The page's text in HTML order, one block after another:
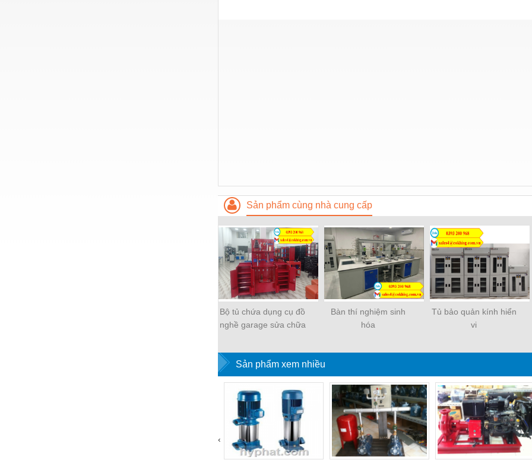
Sản phẩm cùng nhà cung cấp
Bộ tủ chứa dụng cụ đồ
nghề garage sửa chữa
Bàn thí nghiệm sinh
hóa
Tủ bảo quản kính hiển
vi
Sản phẩm xem nhiều
‹